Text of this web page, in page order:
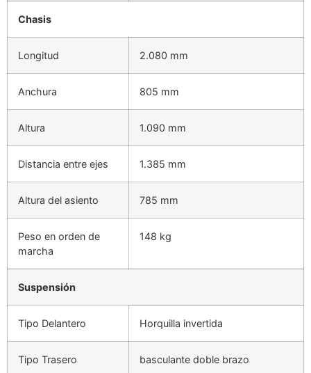
Chasis
Longitud 2.080 mm
Anchura 805 mm
Altura 1.090 mm
Distancia entre ejes 1.385 mm
Altura del asiento 785 mm
Peso en orden de
marcha
148 kg
Suspensión
Tipo Delantero Horquilla invertida
Tipo Trasero basculante doble brazo